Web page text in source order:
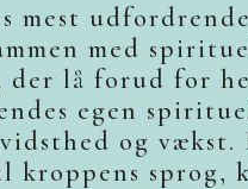
mest
med
lå forud for
egen
og vækst.
sprog,